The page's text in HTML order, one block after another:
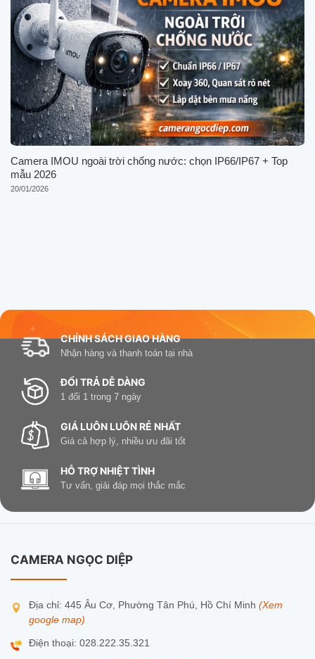
Camera IMOU ngoài trời chống nước: chọn IP66/IP67 + Top
mẫu 2026
20/01/2026
CHÍNH SÁCH GIAO HÀNG
Nhận hàng và thanh toán tại nhà
ĐỔI TRẢ DỄ DÀNG
1 đổi 1 trong 7 ngày
GIÁ LUÔN LUÔN RẺ NHẤT
Giá cả hợp lý, nhiều ưu đãi tốt
HỖ TRỢ NHIỆT TÌNH
Tư vấn, giải đáp mọi thắc mắc
CAMERA NGỌC DIỆP
Địa chỉ: 445 Âu Cơ, Phường Tân Phú, Hồ Chí Minh (Xem
google map)
Điện thoại: 028.222.35.321